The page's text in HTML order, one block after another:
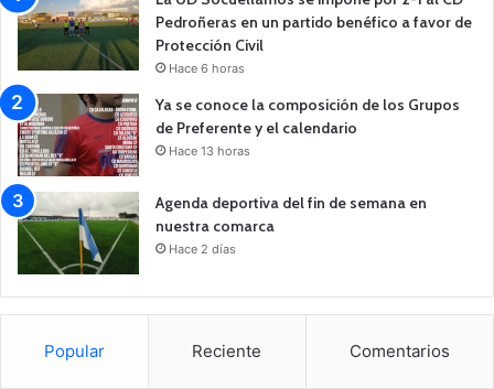
Pedroñeras en un partido benéfico a favor de
Protección Civil
Hace 6 horas
Ya se conoce la composición de los Grupos
de Preferente y el calendario
Hace 13 horas
Agenda deportiva del fin de semana en
nuestra comarca
Hace 2 días
Popular Reciente Comentarios